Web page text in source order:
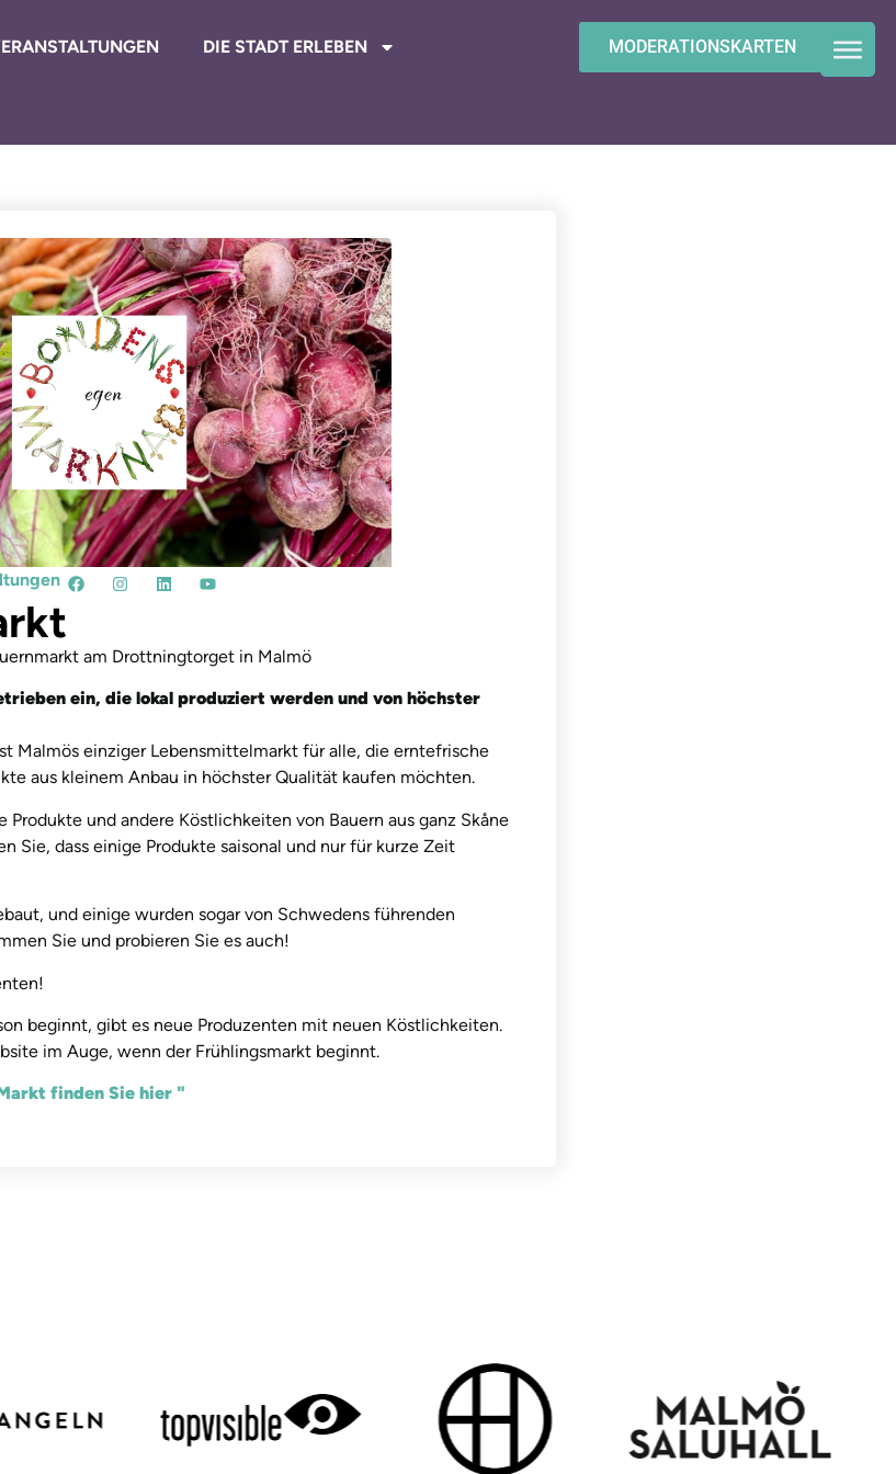
MODERATIONSKARTEN
DIE STADT ERLEBEN
am Drottningtorget in Malmö
ein, die lokal produziert werden und von höchster
Malmös einziger Lebensmittelmarkt für alle, die erntefrische
aus kleinem Anbau in höchster Qualität kaufen möchten.
Produkte und andere Köstlichkeiten von Bauern aus ganz Skåne
Sie, dass einige Produkte saisonal und nur für kurze Zeit
und einige wurden sogar von Schwedens führenden
Sie und probieren Sie es auch!
beginnt, gibt es neue Produzenten mit neuen Köstlichkeiten.
im Auge, wenn der Frühlingsmarkt beginnt.
finden Sie hier "